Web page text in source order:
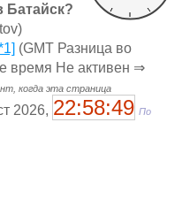
Батайск?
(GMT Разница во
время Не активен ⇒
когда эта страница
2026, 22:58:49 По